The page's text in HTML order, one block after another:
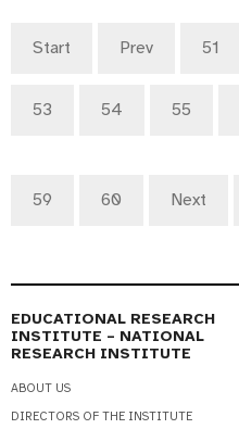
Start Prev 51
53 54 55
59 60 Next
EDUCATIONAL RESEARCH
INSTITUTE – NATIONAL
RESEARCH INSTITUTE
ABOUT US
DIRECTORS OF THE INSTITUTE